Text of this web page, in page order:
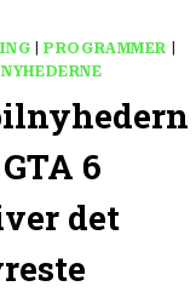
|PROGRAMMER
6
det